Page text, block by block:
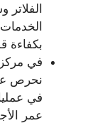
بكفاءة
في
نحرص
في
عمر